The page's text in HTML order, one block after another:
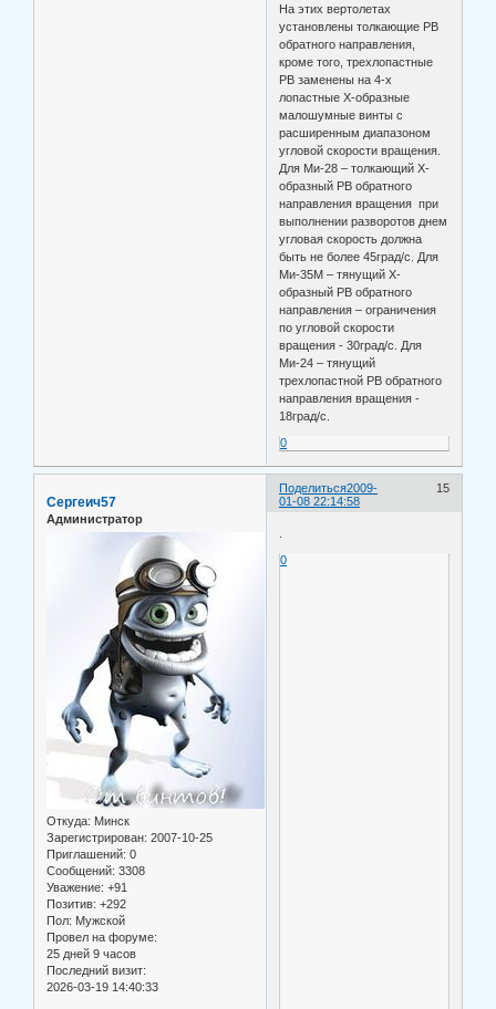
На этих вертолетах
установлены толкающие РВ
обратного направления,
кроме того, трехлопастные
РВ заменены на 4-х
лопастные Х-образные
малошумные винты с
расширенным диапазоном
угловой скорости вращения.
Для Ми-28 – толкающий Х-
образный РВ обратного
направления вращения при
выполнении разворотов днем
угловая скорость должна
быть не более 45град/с. Для
Ми-35М – тянущий Х-
образный РВ обратного
направления – ограничения
по угловой скорости
вращения - 30град/с. Для
Ми-24 – тянущий
трехлопастной РВ обратного
направления вращения -
18град/с.
0
Поделиться 15
2009-
01-08 22:14:58
Сергеич57
Администратор
Откуда: Минск
Зарегистрирован: 2007-10-25
Приглашений: 0
Сообщений: 3308
Уважение: +91
Позитив: +292
Пол: Мужской
Провел на форуме:
25 дней 9 часов
Последний визит:
2026-03-19 14:40:33
0